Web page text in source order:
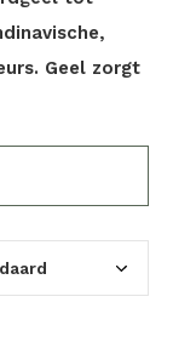
Geel zorgt